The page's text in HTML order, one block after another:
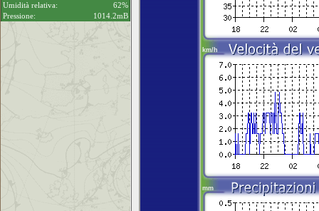
Umidità relativa:
62%
Pressione:
1014.2mB